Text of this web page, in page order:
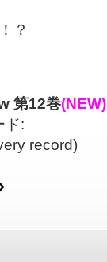
？
第12巻(NEW)
ド:
record)